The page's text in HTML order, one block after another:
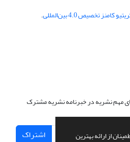
از ارائه بهترین
کامنز تخصیص 4.0 بین‌المللی .
مهم نشریه در خبرنامه نشریه مشترک
اشتراک